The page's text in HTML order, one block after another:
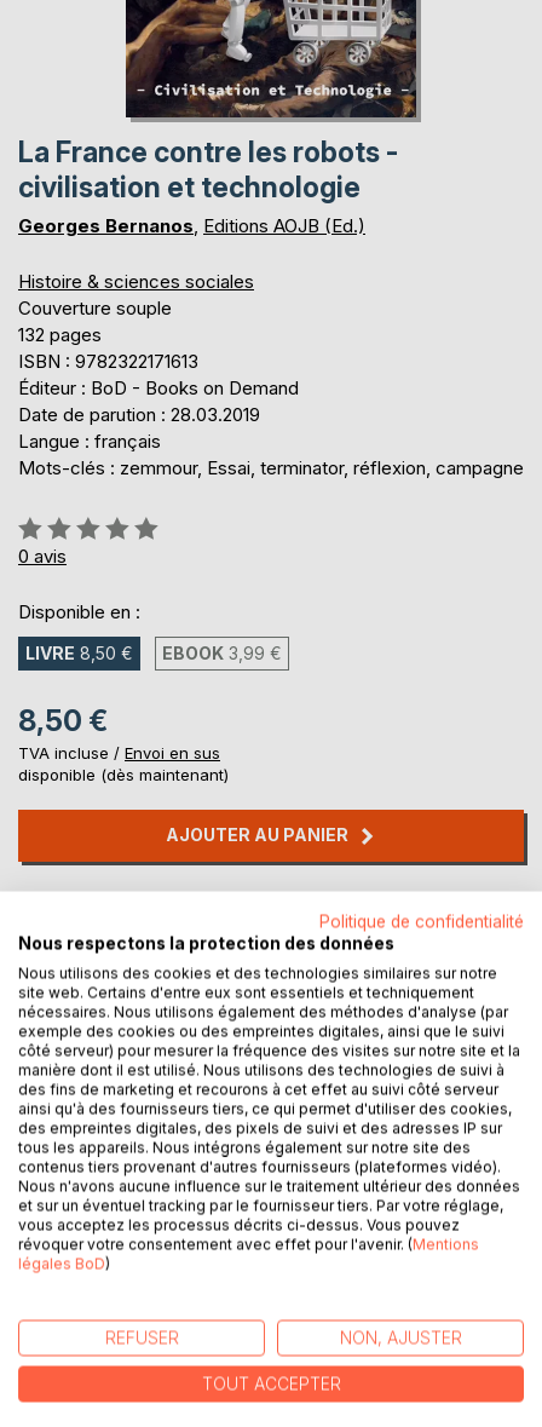
La France contre les robots -
civilisation et technologie
Georges Bernanos, Editions AOJB (Ed.)
Histoire & sciences sociales
Couverture souple
132 pages
ISBN : 9782322171613
Éditeur : BoD - Books on Demand
Date de parution : 28.03.2019
Langue : français
Mots-clés : zemmour, Essai, terminator, réflexion, campagne
Évaluation:
0%
0 avis
Disponible en :
LIVRE 8,50 € EBOOK 3,99 €
8,50 €
TVA incluse / Envoi en sus
disponible (dès maintenant)
AJOUTER AU PANIER
Laisser un avis
DESCRIPTION
Georges Bernanos nous livre ici un essai visionnaire (1947)
de l'effet des évolutions techniques sur notre civilisation.
AUTEUR(S)
CRITIQUES PRESSE
AVIS
Politique de confidentialité
Nous respectons la protection des données
Nous utilisons des cookies et des technologies similaires sur notre
site web. Certains d'entre eux sont essentiels et techniquement
nécessaires. Nous utilisons également des méthodes d'analyse (par
exemple des cookies ou des empreintes digitales, ainsi que le suivi
côté serveur) pour mesurer la fréquence des visites sur notre site et la
manière dont il est utilisé. Nous utilisons des technologies de suivi à
des fins de marketing et recourons à cet effet au suivi côté serveur
ainsi qu'à des fournisseurs tiers, ce qui permet d'utiliser des cookies,
des empreintes digitales, des pixels de suivi et des adresses IP sur
tous les appareils. Nous intégrons également sur notre site des
contenus tiers provenant d'autres fournisseurs (plateformes vidéo).
Nous n'avons aucune influence sur le traitement ultérieur des données
et sur un éventuel tracking par le fournisseur tiers. Par votre réglage,
vous acceptez les processus décrits ci-dessus. Vous pouvez
révoquer votre consentement avec effet pour l'avenir. (Mentions
légales BoD)
REFUSER NON, AJUSTER
TOUT ACCEPTER